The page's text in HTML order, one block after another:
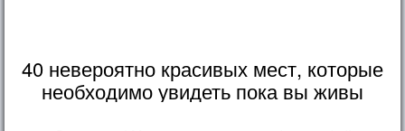
40 невероятно красивых мест, которые
необходимо увидеть пока вы живы